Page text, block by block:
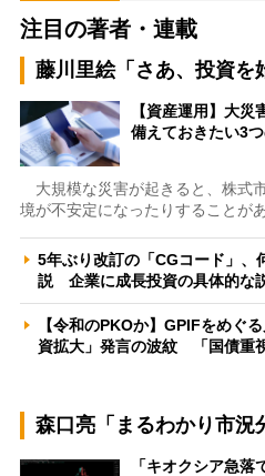
注目の著者・連載
藤川里絵「さあ、投資を
【資産運用】大
備えておきたい3
大規模な災害が起きると、株式
境が不安定になったりすることが
5年ぶり改訂の「CGコード」、
説 企業に成長投資の具体的な
【令和のPKOか】GPIFをめぐ
資拡大」発言の波紋 「国債重
森口亮「まるわかり市況
「キオクシア急